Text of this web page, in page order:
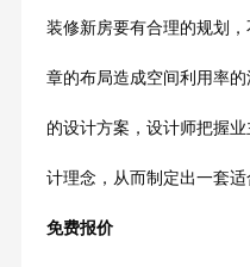
装修新房要有合理的规划
章的布局造成空间利用率
的设计方案，设计师把握
计理念，从而制定出一套适
免费报价